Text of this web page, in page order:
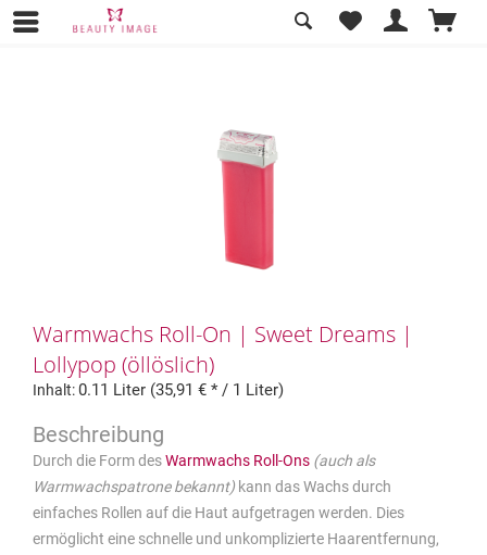
Übersicht Produktlinien
Warmwachs Roll-On | Sweet Dreams |
Lollypop (öllöslich)
Inhalt:0.11 Liter (35,91 € * / 1 Liter)
Durch die Form desWarmwachs Roll-Ons (auch als
Warmwachspatrone bekannt) kann das Wachs durch
einfaches Rollen auf die Haut aufgetragen werden. Dies
ermöglicht eine schnelle und unkomplizierte Haarentfernung,